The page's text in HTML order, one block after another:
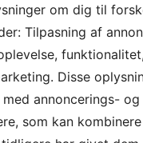
om dig til
Tilpasning af
funktionalitet,
Disse
annoncerings- og
som kan